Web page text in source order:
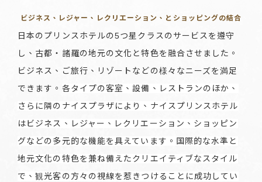
ビジネス、レジャー、レクリエーション、とショッピングの結合
日本のプリンスホテルの5つ星クラスのサービスを遵守
し、古都・諸羅の地元の文化と特色を融合させました。
ビジネス、ご旅行、リゾートなどの様々なニーズを満足
できます。 各タイプの客室、設備、レストランのほか、
さらに隣のナイスプラザにより、ナイスプリンスホテル
はビジネス、レジャー、レクリエーション、ショッピン
グなどの多元的な機能を具えています。国際的な水準と
地元文化の特色を兼ね備えたクリエイティブなスタイル
で、観光客の方々の視線を惹きつけることに成功してい